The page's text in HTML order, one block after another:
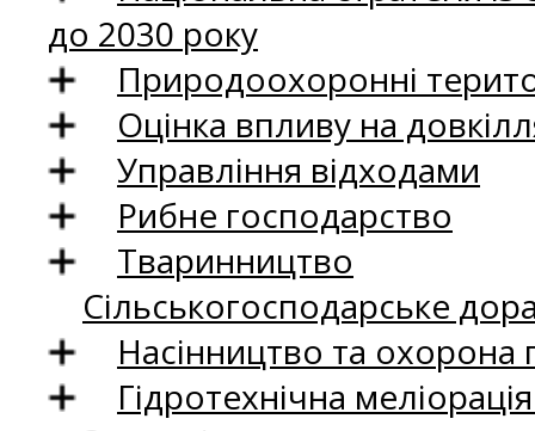
до 2030 року
Природоохоронні
Оцінка впливу на
Управління відходами
Рибне господарство
Тваринництво
Сільськогосподарське
Насінництво та
Гідротехнічна